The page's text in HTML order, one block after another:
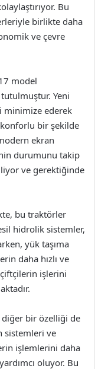
Bu
birlikte daha
ve çevre
model
Yeni
minimize ederek
bir şekilde
ekran
durumunu takip
ve gerektiğinde
bu traktörler
hidrolik sistemler,
yük taşıma
daha hızlı ve
işlerini
bir özelliği de
sistemleri ve
işlemlerini daha
oluyor. Bu